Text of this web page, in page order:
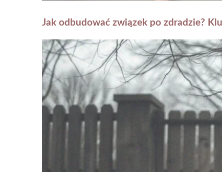
Jak odbudować związek po zdradzie?